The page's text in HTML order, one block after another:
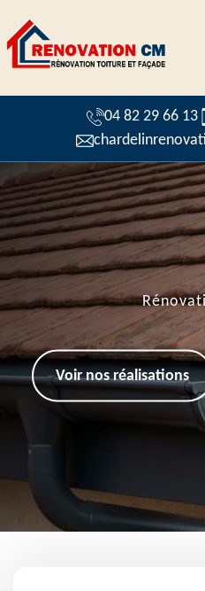
04 82 29 66 13
Voir nos réalisations